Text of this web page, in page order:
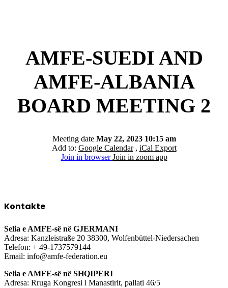
AMFE-SUEDI AND
AMFE-ALBANIA
BOARD MEETING 2
Meeting date May 22, 2023 10:15 am
Add to: Google Calendar, iCal Export
Join in browserJoin in zoom app
Kontakte
Selia e AMFE-së në GJERMANI
Adresa: Kanzleistraße 20 38300, Wolfenbüttel-Niedersachen
Telefon: + 49-1737579144
Email: info@amfe-federation.eu
Selia e AMFE-së në SHQIPERI
Adresa: Rruga Kongresi i Manastirit, pallati 46/5